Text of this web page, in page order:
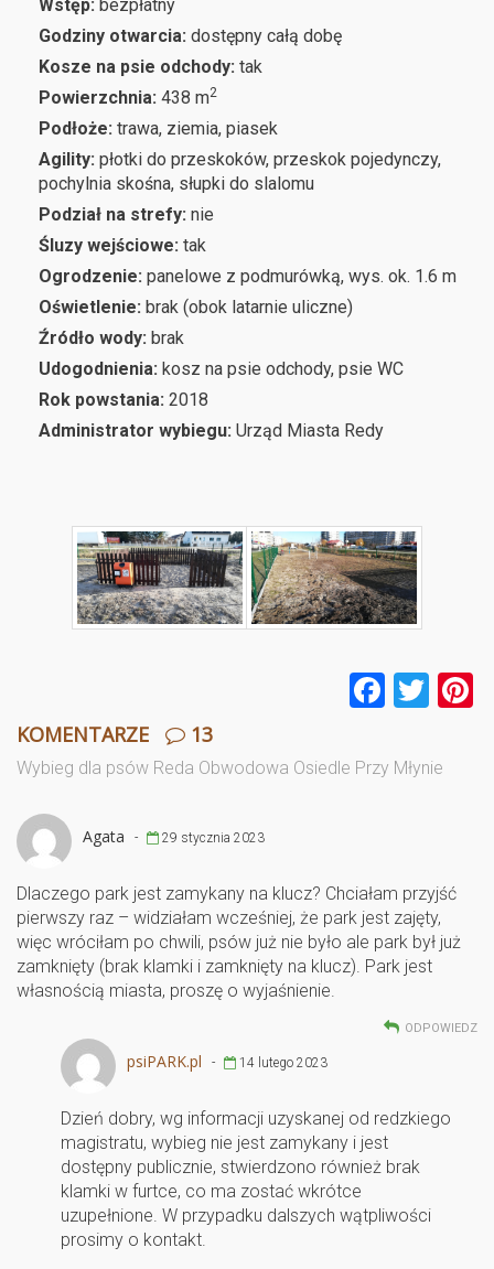
Wstęp: bezpłatny
Godziny otwarcia: dostępny całą dobę
Kosze na psie odchody: tak
Powierzchnia: 438 m2
Podłoże: trawa, ziemia, piasek
Agility: płotki do przeskoków, przeskok pojedynczy,
pochylnia skośna, słupki do slalomu
Podział na strefy: nie
Śluzy wejściowe: tak
Ogrodzenie: panelowe z podmurówką, wys. ok. 1.6 m
Oświetlenie: brak (obok latarnie uliczne)
Źródło wody: brak
Udogodnienia: kosz na psie odchody, psie WC
Rok powstania: 2018
Administrator wybiegu: Urząd Miasta Redy
F
ce
k
T
tt
KOMENTARZE 13
Wybieg dla psów Reda Obwodowa Osiedle Przy Młynie
Agata - 29 stycznia 2023
Dlaczego park jest zamykany na klucz? Chciałam przyjść
pierwszy raz – widziałam wcześniej, że park jest zajęty,
więc wróciłam po chwili, psów już nie było ale park był już
zamknięty (brak klamki i zamknięty na klucz). Park jest
własnością miasta, proszę o wyjaśnienie.
ODPOWIEDZ
psiPARK.pl - 14 lutego 2023
Dzień dobry, wg informacji uzyskanej od redzkiego
magistratu, wybieg nie jest zamykany i jest
dostępny publicznie, stwierdzono również brak
klamki w furtce, co ma zostać wkrótce
uzupełnione. W przypadku dalszych wątpliwości
prosimy o kontakt.